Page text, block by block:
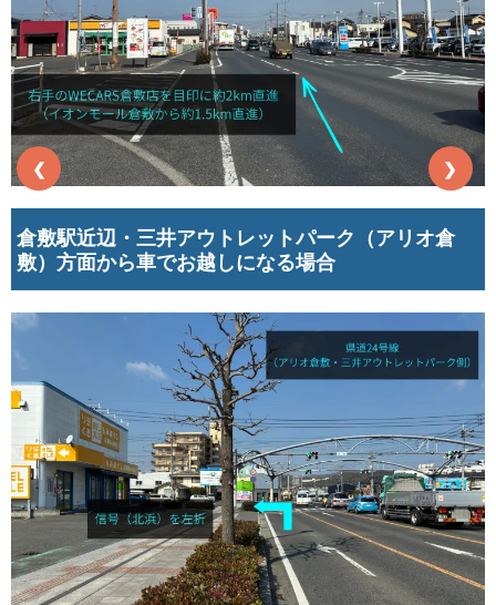
❮ ❯
倉敷駅近辺・三井アウトレットパーク（アリオ倉
敷）方面から車でお越しになる場合